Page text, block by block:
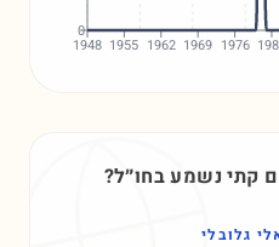
1948 1955 1962 1969 1976
0
קתינשמע בחו״ל?
גלובלי